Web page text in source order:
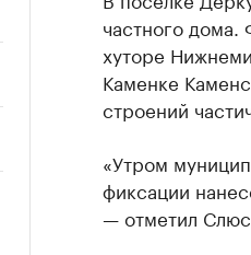
частного дома.
хуторе
Каменке
строений
«Утром
фиксации
— отметил